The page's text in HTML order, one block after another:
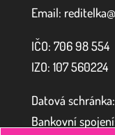
Email:
IČO: 706 98 554
IZO: 107 560224
Datová
Bankovní